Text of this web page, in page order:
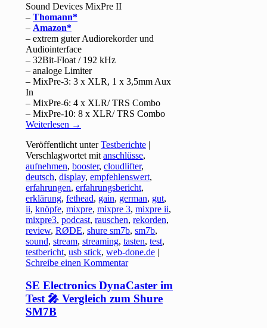
Sound Devices MixPre II
–Thomann
– Amazon
– extrem guter Audiorekorder und
Audiointerface
– 32Bit-Float / 192 kHz
– analoge Limiter
– MixPre-3: 3 x XLR, 1 x 3,5mm Aux
In
– MixPre-6: 4 x XLR/ TRS Combo
– MixPre-10: 8 x XLR/ TRS Combo
Weiterlesen →
Veröffentlicht unter Testberichte |
Verschlagwortet mit anschlüsse,
aufnehmen,booster,cloudlifter,
deutsch,display,empfehlenswert,
erfahrungen,erfahrungsbericht,
erklärung,fethead, gain, german, gut,
ii,knöpfe,mixpre,mixpre 3,mixpre ii,
mixpre3,podcast,rauschen,rekorden,
review,RØDE,shure sm7b,sm7b,
sound,stream,streaming,tasten,test,
testbericht,usb stick,web-done.de |
Schreibe einen Kommentar
SE Electronics DynaCaster im
Test 🎤 Vergleich zum Shure
SM7B